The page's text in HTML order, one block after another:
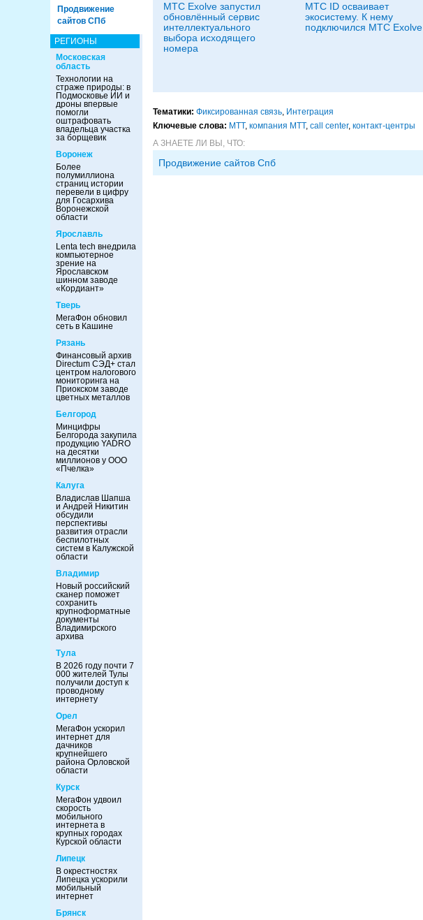
Продвижение
сайтов СПб
РЕГИОНЫ
Московская
область
Технологии на
страже природы: в
Подмосковье ИИ и
дроны впервые
помогли
оштрафовать
владельца участка
за борщевик
Воронеж
Более
полумиллиона
страниц истории
перевели в цифру
для Госархива
Воронежской
области
Ярославль
Lenta tech внедрила
компьютерное
зрение на
Ярославском
шинном заводе
«Кордиант»
Тверь
МегаФон обновил
сеть в Кашине
Рязань
Финансовый архив
Directum СЭД+ стал
центром налогового
мониторинга на
Приокском заводе
цветных металлов
Белгород
Минцифры
Белгорода закупила
продукцию YADRO
на десятки
миллионов у ООО
«Пчелка»
Калуга
Владислав Шапша
и Андрей Никитин
обсудили
перспективы
развития отрасли
беспилотных
систем в Калужской
области
Владимир
Новый российский
сканер поможет
сохранить
крупноформатные
документы
Владимирского
архива
Тула
В 2026 году почти 7
000 жителей Тулы
получили доступ к
проводному
интернету
Орел
МегаФон ускорил
интернет для
дачников
крупнейшего
района Орловской
области
Курск
МегаФон удвоил
скорость
мобильного
интернета в
крупных городах
Курской области
Липецк
В окрестностях
Липецка ускорили
мобильный
интернет
Брянск
МТС Exolve запустил
обновлённый сервис
интеллектуального
выбора исходящего
номера
МТС ID осваивает
экосистему. К нему
подключился МТС Exolve
Тематики: Фиксированная связь, Интеграция
Ключевые слова: МТТ, компания МТТ, call center, контакт-центры
А ЗНАЕТЕ ЛИ ВЫ, ЧТО:
Продвижение сайтов Спб